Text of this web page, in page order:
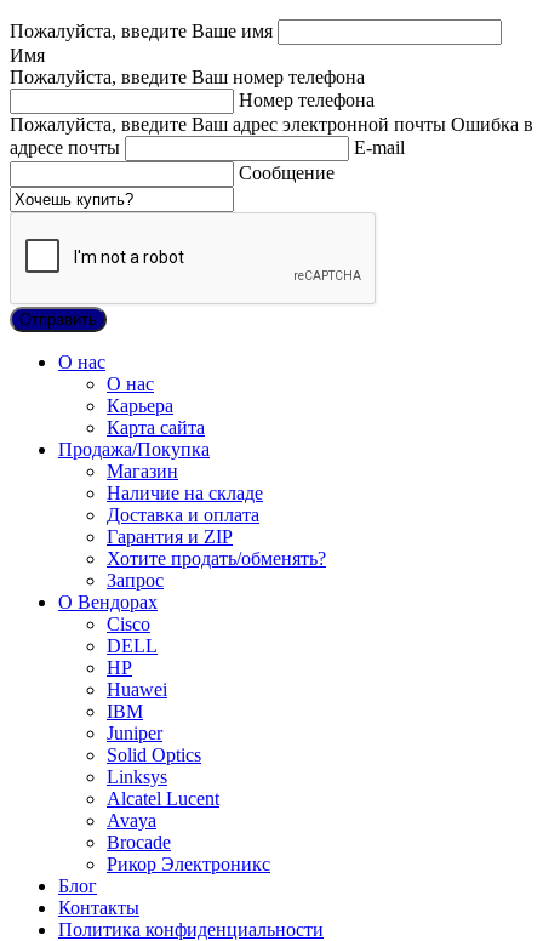
Пожалуйста, введите Ваше имя
Имя
Пожалуйста, введите Ваш номер телефона
Номер телефона
Пожалуйста, введите Ваш адрес электронной почты Ошибка в
адресе почты
E-mail
Сообщение
О нас
О нас
Карьера
Карта сайта
Продажа/Покупка
Магазин
Наличие на складе
Доставка и оплата
Гарантия и ZIP
Хотите продать/обменять?
Запрос
О Вендорах
Cisco
DELL
HP
Huawei
IBM
Juniper
Solid Optics
Linksys
Alcatel Lucent
Avaya
Brocade
Рикор Электроникс
Блог
Контакты
Политика конфиденциальности